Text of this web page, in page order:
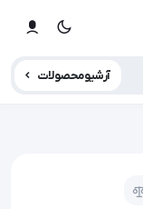
آرشیو محصولات